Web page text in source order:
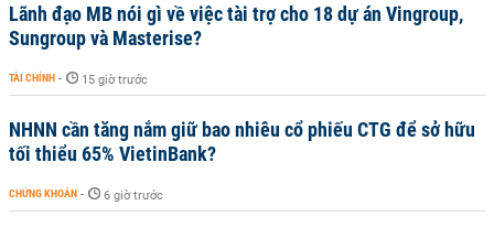
Lãnh đạo MB nói gì về việc tài trợ cho 18 dự án Vingroup,
Sungroup và Masterise?
TÀI CHÍNH - 15 giờ trước
NHNN cần tăng nắm giữ bao nhiêu cổ phiếu CTG để sở hữu
tối thiểu 65% VietinBank?
CHỨNG KHOÁN - 6 giờ trước